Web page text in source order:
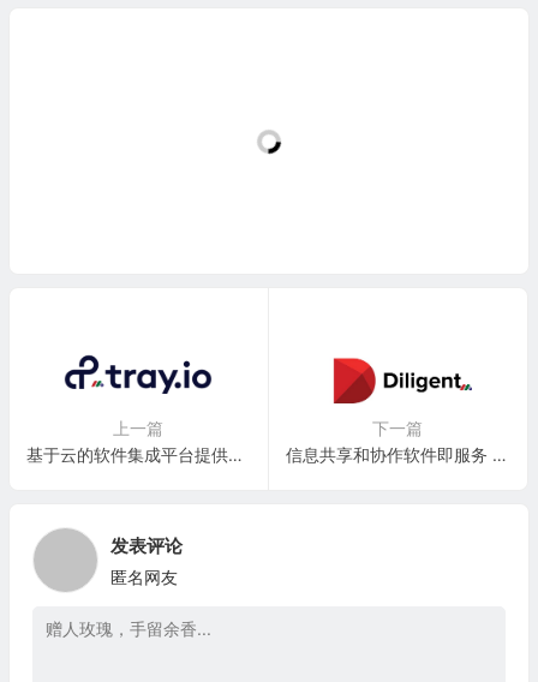
上一篇
基于云的软件集成平台提供商：Tray.io, Inc.
下一篇
信息共享和协作软件即服务 (Saas) 公司：Diligent Corporation
发表评论
匿名网友